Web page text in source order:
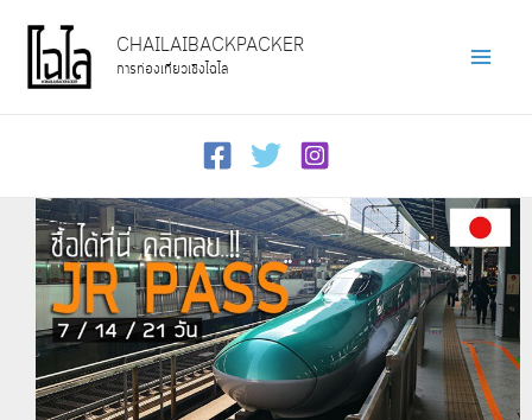
content
CHAILAIBACKPACKER
การท่องเที่ยวเชิงไฉไล